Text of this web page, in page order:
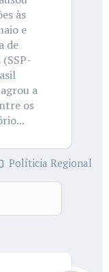
às
e
de
a
os
Políticia Regional